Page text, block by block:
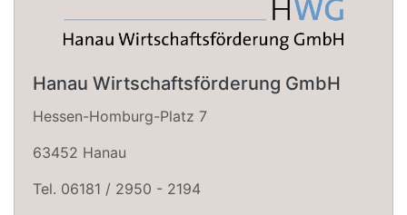
Hanau Wirtschaftsförderung GmbH
Hessen-Homburg-Platz 7
63452 Hanau
Tel. 06181 / 2950 - 2194